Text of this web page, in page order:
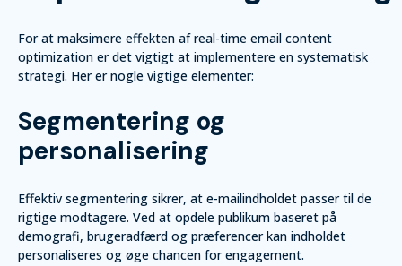
For at maksimere effekten af real-time email content
optimization er det vigtigt at implementere en systematisk
strategi. Her er nogle vigtige elementer:
Segmentering og
personalisering
Effektiv segmentering sikrer, at e-mailindholdet passer til de
rigtige modtagere. Ved at opdele publikum baseret på
demografi, brugeradfærd og præferencer kan indholdet
personaliseres og øge chancen for engagement.